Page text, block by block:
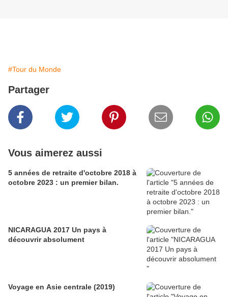
#Tour du Monde
Partager
Vous aimerez aussi
5 années de retraite d'octobre 2018 à
octobre 2023 : un premier bilan.
NICARAGUA 2017 Un pays à
découvrir absolument
Voyage en Asie centrale (2019)